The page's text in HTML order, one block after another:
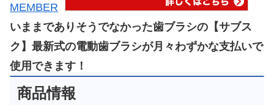
MEMBER
いままでありそうでなかった歯ブラシの【サブス
ク】最新式の電動歯ブラシが月々わずかな支払いで
使用できます！
商品情報